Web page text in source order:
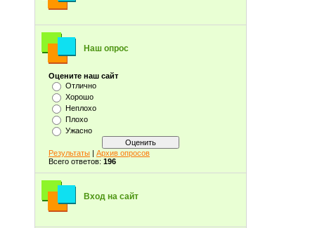
Наш опрос
Оцените наш сайт
Отлично
Хорошо
Неплохо
Плохо
Ужасно
Результаты | Архив опросов
Всего ответов: 196
Вход на сайт